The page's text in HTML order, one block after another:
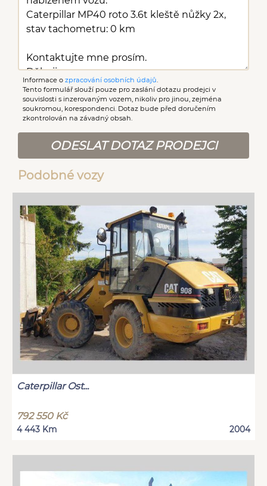
Informace o zpracování osobních údajů
Tento formulář slouží pouze pro zaslání dotazu prodejci v
souvislosti s inzerovaným vozem, nikoliv pro jinou, zejména
soukromou, korespondenci. Dotaz bude před doručením
zkontrolován na závadný obsah.
ODESLAT DOTAZ PRODEJCI
Podobné vozy
Caterpillar Ost...
792 550 Kč
4 443 Km 2004